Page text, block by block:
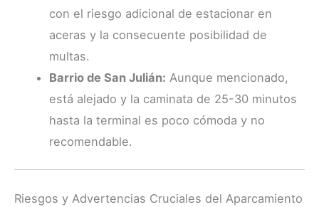
con el riesgo adicional de estacionar en
aceras y la consecuente posibilidad de
multas.
Barrio de San Julián: Aunque mencionado,
está alejado y la caminata de 25-30 minutos
hasta la terminal es poco cómoda y no
recomendable.
Riesgos y Advertencias Cruciales del Aparcamiento